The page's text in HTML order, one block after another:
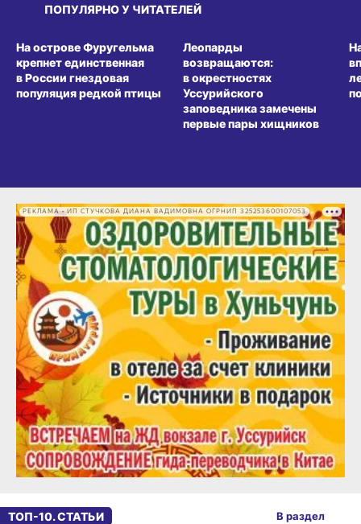
ПОПУЛЯРНО У ЧИТАТЕЛЕЙ
На острове Фуругельма
крепнет единственная
в России гнездовая
популяция редкой птицы
Леопарды
возвращаются:
в окрестностях
Уссурийского
заповедника замечены
первые пары хищников
РЕКЛАМА • ИП СТУЧКОВА ДИАНА ВАДИМОВНА ОГРНИП 325253600107053
ТОП-10. СТАТЬИ В раздел